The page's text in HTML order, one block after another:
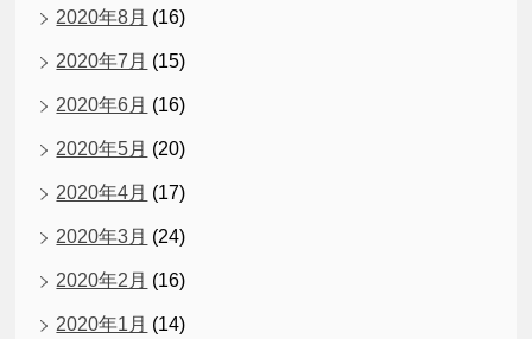
2020年8月 (16)
2020年7月 (15)
2020年6月 (16)
2020年5月 (20)
2020年4月 (17)
2020年3月 (24)
2020年2月 (16)
2020年1月 (14)